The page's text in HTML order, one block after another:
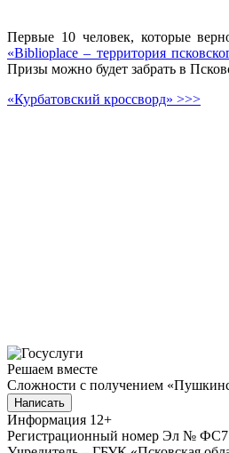
Первые 10 человек, которые
«Biblioplace – территория
Призы можно будет забрать в
«Курбатовский кроссворд» >>>
Решаем вместе
Сложности с получением
Написать
Информация 12+
Регистрационный номер Эл №